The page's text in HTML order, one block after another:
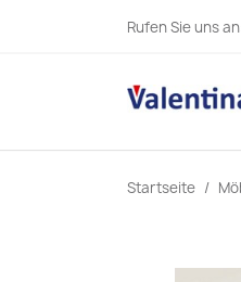
Rufen Sie uns
Startseite